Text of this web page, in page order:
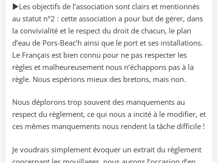
►Les objectifs de l’association sont clairs et mentionnés
au statut n°2 : cette association a pour but de gérer, dans
la convivialité et le respect du droit de chacun, le plan
d’eau de Pors-Beac’h ainsi que le port et ses installations.
Le Français est bien connu pour ne pas respecter les
règles et malheureusement nous n’échappons pas à la
règle. Nous espérions mieux des bretons, mais non.
Nous déplorons trop souvent des manquements au
respect du règlement, ce qui nous a incité à le modifier, et
ces mêmes manquements nous rendent la tâche difficile !
Je voudrais simplement évoquer un extrait du règlement